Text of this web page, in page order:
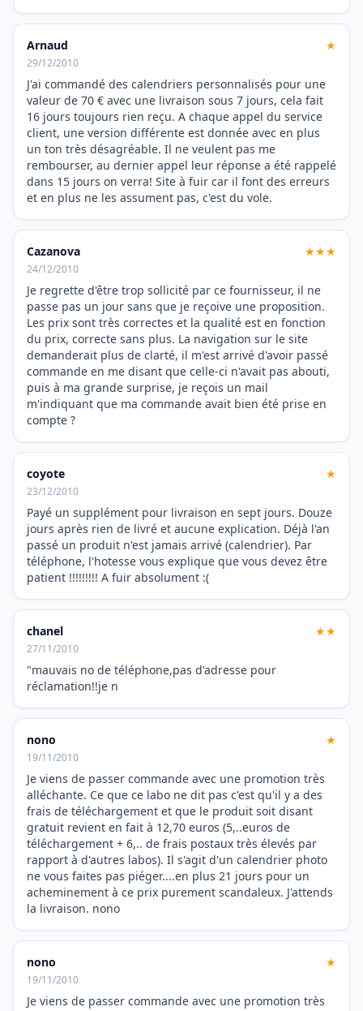
Arnaud ★
29/12/2010
J'ai commandé des calendriers personnalisés pour une
valeur de 70 € avec une livraison sous 7 jours, cela fait
16 jours toujours rien reçu. A chaque appel du service
client, une version différente est donnée avec en plus
un ton très désagréable. Il ne veulent pas me
rembourser, au dernier appel leur réponse a été rappelé
dans 15 jours on verra! Site à fuir car il font des erreurs
et en plus ne les assument pas, c'est du vole.
Cazanova ★★★
24/12/2010
Je regrette d'être trop sollicité par ce fournisseur, il ne
passe pas un jour sans que je reçoive une proposition.
Les prix sont très correctes et la qualité est en fonction
du prix, correcte sans plus. La navigation sur le site
demanderait plus de clarté, il m'est arrivé d'avoir passé
commande en me disant que celle-ci n'avait pas abouti,
puis à ma grande surprise, je reçois un mail
m'indiquant que ma commande avait bien été prise en
compte ?
coyote ★
23/12/2010
Payé un supplément pour livraison en sept jours. Douze
jours après rien de livré et aucune explication. Déjà l'an
passé un produit n'est jamais arrivé (calendrier). Par
téléphone, l'hotesse vous explique que vous devez être
patient !!!!!!!!! A fuir absolument :(
chanel ★★
27/11/2010
"mauvais no de téléphone,pas d'adresse pour
réclamation!!je n
nono ★
19/11/2010
Je viens de passer commande avec une promotion très
alléchante. Ce que ce labo ne dit pas c'est qu'il y a des
frais de téléchargement et que le produit soit disant
gratuit revient en fait à 12,70 euros (5,..euros de
téléchargement + 6,.. de frais postaux très élevés par
rapport à d'autres labos). Il s'agit d'un calendrier photo
ne vous faites pas piéger....en plus 21 jours pour un
acheminement à ce prix purement scandaleux. J'attends
la livraison. nono
nono ★
19/11/2010
Je viens de passer commande avec une promotion très